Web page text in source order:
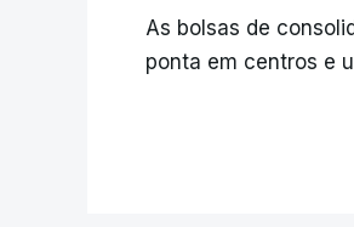
As bolsas de
ponta em centros e